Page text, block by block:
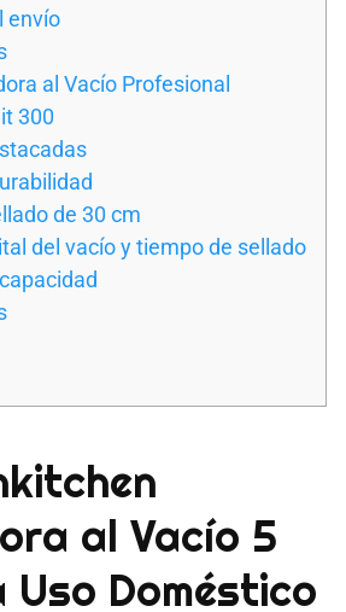
envío
al Vacío Profesional
300
de 30 cm
del vacío y tiempo de sellado
al Vacío 5
Uso Doméstico